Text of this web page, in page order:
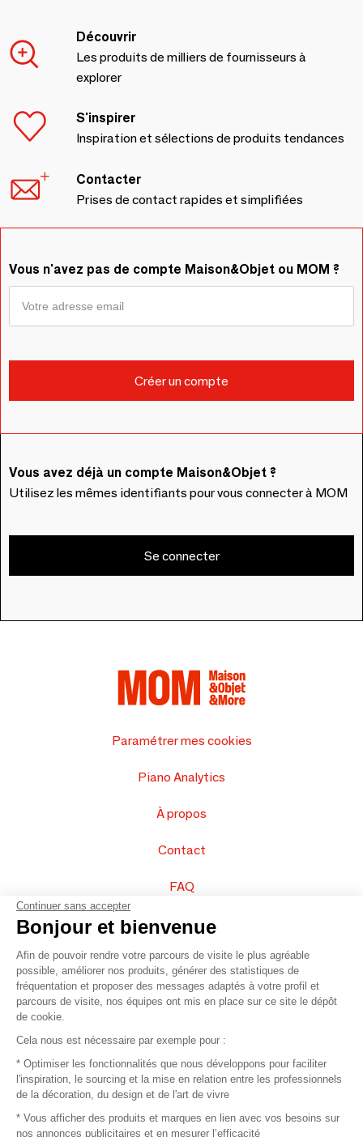
Découvrir
Les produits de milliers de fournisseurs à
explorer
S'inspirer
Inspiration et sélections de produits tendances
Contacter
Prises de contact rapides et simplifiées
Vous n'avez pas de compte Maison&Objet ou MOM ?
Vous avez déjà un compte Maison&Objet ?
Utilisez les mêmes identifiants pour vous connecter à MOM
Se connecter
Paramétrer mes cookies
Piano Analytics
À propos
Contact
FAQ
Vendez vos produits
Plan du site
© 2016 –Organisation SAFI
Recrutement
Continuer sans accepter
Bonjour et bienvenue
Afin de pouvoir rendre votre parcours de visite le plus agréable
possible, améliorer nos produits, générer des statistiques de
fréquentation et proposer des messages adaptés à votre profil et
parcours de visite, nos équipes ont mis en place sur ce site le dépôt
de cookie.
Cela nous est nécessaire par exemple pour :
* Optimiser les fonctionnalités que nous développons pour faciliter
l'inspiration, le sourcing et la mise en relation entre les professionnels
de la décoration, du design et de l'art de vivre
* Vous afficher des produits et marques en lien avec vos besoins sur
nos annonces publicitaires et en mesurer l’efficacité